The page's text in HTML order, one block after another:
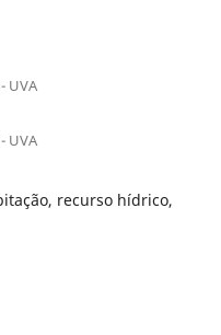
UVA
UVA
recurso hídrico,